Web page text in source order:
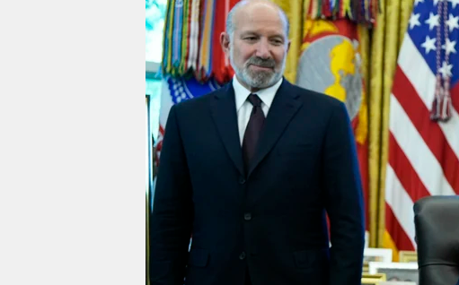
wahrheit
verlag
verlag
veranstaltungen
shop
unterstützen